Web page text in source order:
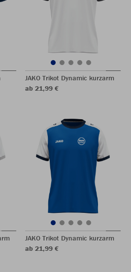
JAKO Trikot Dynamic kurzarm
ab 21,99 €
JAKO Trikot Dynamic kurzarm
ab 21,99 €